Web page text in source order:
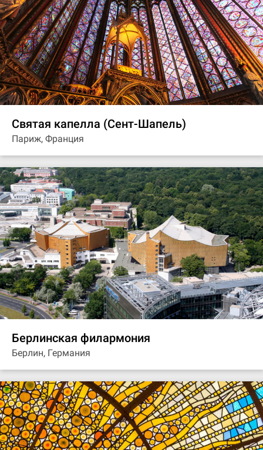
Святая капелла (Сент-Шапель)
Париж, Франция
Берлинская филармония
Берлин, Германия